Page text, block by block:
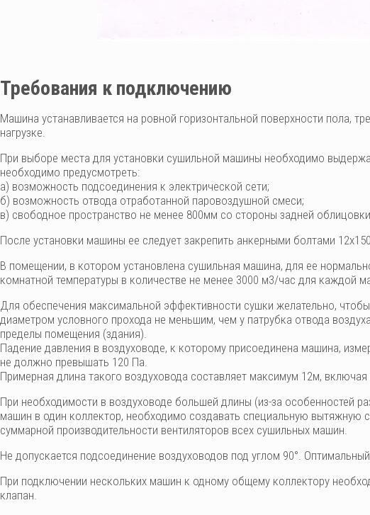
Требования к подключению
Машина устанавливается на ровной горизонтальной поверхности пола,
нагрузке.
При выборе места для установки сушильной машины необходимо
необходимо предусмотреть:
а) возможность подсоединения к электрической сети;
б) возможность отвода отработанной паровоздушной смеси;
в) свободное пространство не менее 800мм со стороны задней
После установки машины ее следует закрепить анкерными болтами
В помещении, в котором установлена сушильная машина, для ее
комнатной температуры в количестве не менее 3000 м3/час для каждой
Для обеспечения максимальной эффективности сушки желательно,
диаметром условного прохода не меньшим, чем у патрубка отвода
пределы помещения (здания).
Падение давления в воздуховоде, к которому присоединена машина,
не должно превышать 120 Па.
Примерная длина такого воздуховода составляет максимум 12м,
При необходимости в воздуховоде большей длины (из-за особенностей
машин в один коллектор, необходимо создавать специальную вытяжную
суммарной производительности вентиляторов всех сушильных машин.
Не допускается подсоединение воздуховодов под углом 90°. Оптимальный
При подключении нескольких машин к одному общему коллектору
клапан.